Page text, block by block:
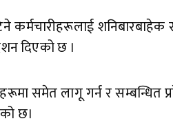
कर्मचारीहरूलाई
दिएको छ ।
समेत लागू गर्न र
छ।